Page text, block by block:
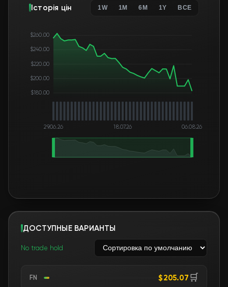
Історія цін 1W 1M 6M 1Y ВСЕ
$180.00
$200.00
$220.00
$240.00
$260.00
29.06.26 18.07.26 06.08.26
ДОСТУПНЫЕ ВАРИАНТЫ
No trade hold
FN $205.07 🛒